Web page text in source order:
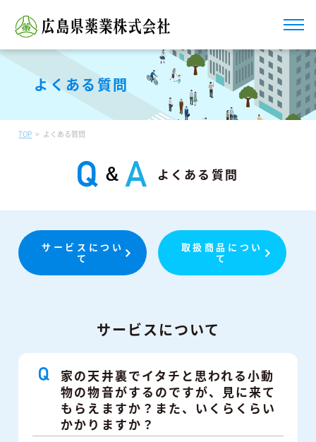
よくある質問
TOP よくある質問
よくある質問
サービスについ
て
取扱商品につい
て
サービスについて
家の天井裏でイタチと思われる小動
物の物音がするのですが、見に来て
もらえますか？また、いくらくらい
かかりますか？